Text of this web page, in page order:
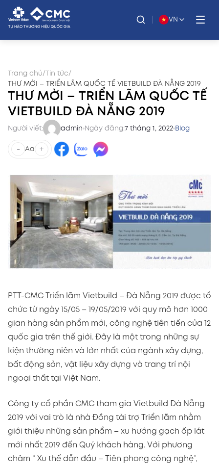
VN
Trang chủ/ Tin tức/
THƯ MỜI – TRIỂN LÃM QUỐC TẾ VIETBUILD ĐÀ NẴNG 2019
THƯ MỜI – TRIỂN LÃM QUỐC TẾ
VIETBUILD ĐÀ NẴNG 2019
Người viết: admin Ngày đăng:7 tháng 1, 2022 Blog
- Aa +
PTT-CMC Triển lãm Vietbuild – Đà Nẵng 2019 được tổ
chức từ ngày 15/05 – 19/05/2019 với quy mô hơn 1000
gian hàng sản phẩm mới, công nghệ tiên tiến của 12
quốc gia trên thế giới. Đây là một trong những sự
kiện thường niên và lớn nhất của ngành xây dựng,
bất động sản, vật liệu xây dựng và trang trí nội
ngoại thất tại Việt Nam.
Công ty cổ phần CMC tham gia Vietbuild Đà Nẵng
2019 với vai trò là nhà Đồng tài trợ Triển lãm nhằm
giới thiệu những sản phẩm – xu hướng gạch ốp lát
mới nhất 2019 đến Quý khách hàng. Với phương
châm ” Xu thế dẫn đầu – Tiên phong công nghệ”,